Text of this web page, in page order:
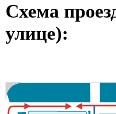
Схема
улице):